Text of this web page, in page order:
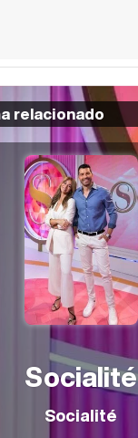
relacionado
Socialité
Socialité